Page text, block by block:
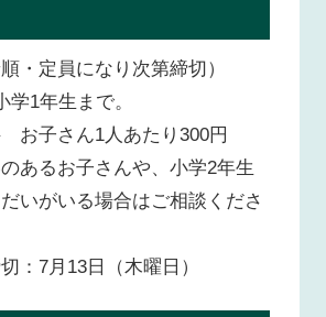
・定員になり次第締切）
学1年生まで。
お子さん1人あたり300円
あるお子さんや、小学2年生
いがいる場合はご相談くださ
：7月13日（木曜日）